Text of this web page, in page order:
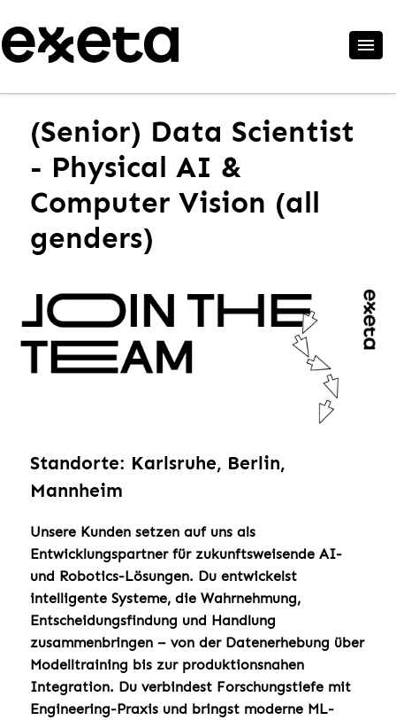
(Senior) Data Scientist
- Physical AI &
Computer Vision (all
genders)
Standorte: Karlsruhe, Berlin,
Mannheim
Unsere Kunden setzen auf uns als
Entwicklungspartner für zukunftsweisende AI-
und Robotics-Lösungen. Du entwickelst
intelligente Systeme, die Wahrnehmung,
Entscheidungsfindung und Handlung
zusammenbringen – von der Datenerhebung über
Modelltraining bis zur produktionsnahen
Integration. Du verbindest Forschungstiefe mit
Engineering-Praxis und bringst moderne ML-